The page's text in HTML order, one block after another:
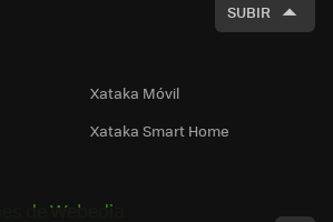
SUBIR
Xataka Móvil
Xataka Smart Home
de Webedia